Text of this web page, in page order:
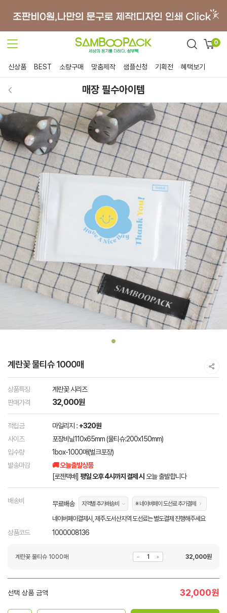
0
신상품 BEST 소량구매 맞춤제작 샘플신청 기획전 혜택보기
매장 필수아이템
계란꽃 물티슈 1000매
상품특징
계란꽃 시리즈
판매가격
32,000원
적립금 마일리지 : +320원
사이즈
포장비닐110x65mm (물티슈:200x150mm)
입수량
1box-1000매(벌크포장)
발송마감
🚚 오늘출발상품
[로젠택배] 평일 오후 4시까지 결제 시 오늘 출발합니다
배송비 무료배송 지역별 추가배송비 ※ 네이버페이 도선료 추가결제
네이버페이결제시, 제주.도서산지역 도선료는 별도결제 진행해주세요
상품코드 1000008136
계란꽃 물티슈 1000매 32,000원
선택 상품 금액 32,000원